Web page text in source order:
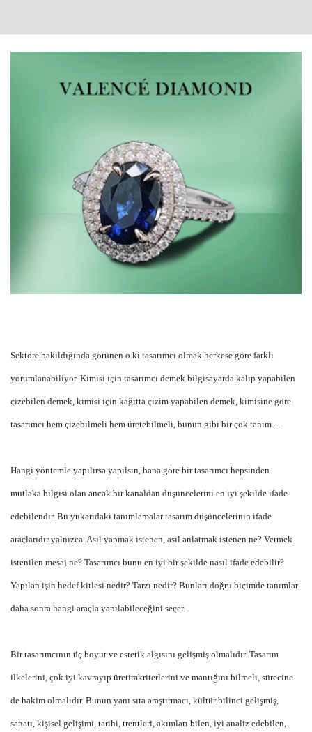
Sektöre bakıldığında görünen o ki tasarımcı olmak herkese göre farklı
yorumlanabiliyor. Kimisi için tasarımcı demek bilgisayarda kalıp yapabilen
çizebilen demek, kimisi için kağıtta çizim yapabilen demek, kimisine göre
tasarımcı hem çizebilmeli hem üretebilmeli, bunun gibi bir çok tanım…
Hangi yöntemle yapılırsa yapılsın, bana göre bir tasarımcı hepsinden
mutlaka bilgisi olan ancak bir kanaldan düşüncelerini en iyi şekilde ifade
edebilendir. Bu yukarıdaki tanımlamalar tasarım düşüncelerinin ifade
araçlarıdır yalnızca. Asıl yapmak istenen, asıl anlatmak istenen ne? Vermek
istenilen mesaj ne? Tasarımcı bunu en iyi bir şekilde nasıl ifade edebilir?
Yapılan işin hedef kitlesi nedir? Tarzı nedir? Bunları doğru biçimde tanımlar
daha sonra hangi araçla yapılabileceğini seçer.
Bir tasarımcının üç boyut ve estetik algısını gelişmiş olmalıdır. Tasarım
ilkelerini, çok iyi kavrayıp üretimkriterlerini ve mantığını bilmeli, sürecine
de hakim olmalıdır. Bunun yanı sıra araştırmacı, kültür bilinci gelişmiş,
sanatı, kişisel gelişimi, tarihi, trentleri, akımları bilen, iyi analiz edebilen,